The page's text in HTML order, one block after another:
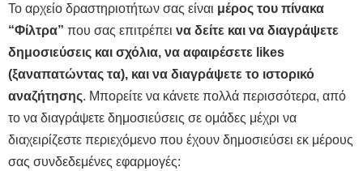
Το αρχείο δραστηριοτήτων σας είναι μέρος του πίνακα
“Φίλτρα” που σας επιτρέπει να δείτε και να διαγράψετε
δημοσιεύσεις και σχόλια, να αφαιρέσετε likes
(ξαναπατώντας τα), και να διαγράψετε το ιστορικό
αναζήτησης. Μπορείτε να κάνετε πολλά περισσότερα, από
το να διαγράψετε δημοσιεύσεις σε ομάδες μέχρι να
διαχειρίζεστε περιεχόμενο που έχουν δημοσιεύσει εκ μέρους
σας συνδεδεμένες εφαρμογές: